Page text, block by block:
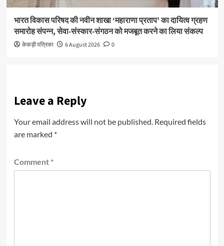
भारत विकास परिषद की नवीन शाखा ‘महाराणा प्रताप’ का दायित्व ग्रहण
समारोह संपन्न, सेवा-संस्कार-संगठन को मजबूत करने का लिया संकल्प
केकड़ी पत्रिका 6 August 2026 0
Leave a Reply
Your email address will not be published. Required fields
are marked *
Comment *